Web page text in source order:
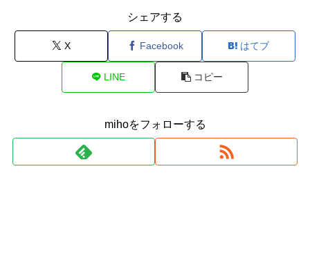
シェアする
X Facebook はてブ
LINE コピー
mihoをフォローする